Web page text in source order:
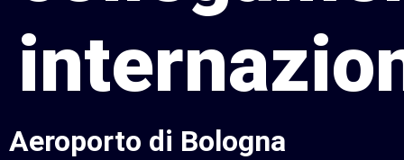
Aeroporto di Bologna